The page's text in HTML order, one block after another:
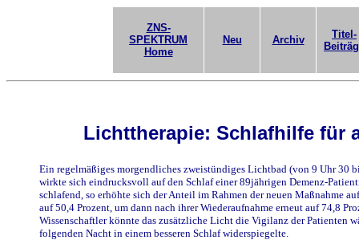
ZNS-
SPEKTRUM
Home
Neu Archiv
Titel-
Lichttherapie: Schlafhilfe für
Ein regelmäßiges morgendliches zweistündiges Lichtbad (von 9 Uhr 30
wirkte sich eindrucksvoll auf den Schlaf einer 89jährigen Demenz-
schlafend, so erhöhte sich der Anteil im Rahmen der neuen Maßnahme
auf 50,4 Prozent, um dann nach ihrer Wiederaufnahme erneut auf 74,8
Wissenschaftler könnte das zusätzliche Licht die Vigilanz der Patienten
folgenden Nacht in einem besseren Schlaf widerspiegelte.